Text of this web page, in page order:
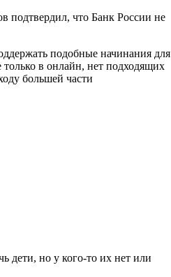
подтвердил, что Банк России не
подобные начинания для
в онлайн, нет подходящих
большей части
дети, но у кого-то их нет или